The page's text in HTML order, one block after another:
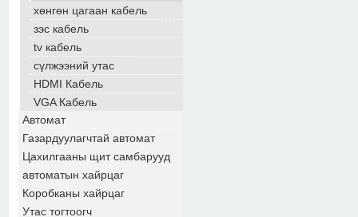
хөнгөн цагаан кабель
зэс кабель
tv кабель
сүлжээний утас
HDMI Кабель
VGA Кабель
Автомат
Газардуулагчтай автомат
Цахилгааны щит самбарууд
автоматын хайрцаг
Коробканы хайрцаг
Утас тогтоогч